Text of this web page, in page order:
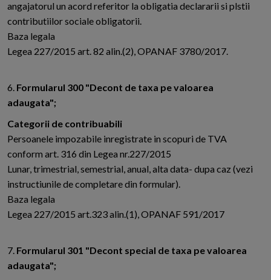
angajatorul un acord referitor la obligatia declararii si plstii
contributiilor sociale obligatorii.
Baza legala
Legea 227/2015 art. 82 alin.(2), OPANAF 3780/2017.
6. Formularul 300 "Decont de taxa pe valoarea
adaugata";
Categorii de contribuabili
Persoanele impozabile inregistrate in scopuri de TVA
conform art. 316 din Legea nr.227/2015
Lunar, trimestrial, semestrial, anual, alta data- dupa caz (vezi
instructiunile de completare din formular).
Baza legala
Legea 227/2015 art.323 alin.(1), OPANAF 591/2017
7. Formularul 301 "Decont special de taxa pe valoarea
adaugata";